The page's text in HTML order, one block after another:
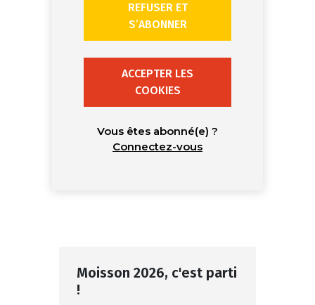
REFUSER ET
S’ABONNER
ACCEPTER LES
COOKIES
Vous êtes abonné(e) ?
Connectez-vous
Moisson 2026, c'est parti
!